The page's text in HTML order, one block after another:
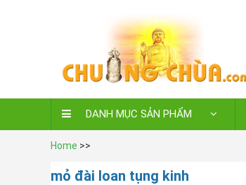
DANH MỤC SẢN PHẨM
Home >>
mỏ đài loan tụng kinh